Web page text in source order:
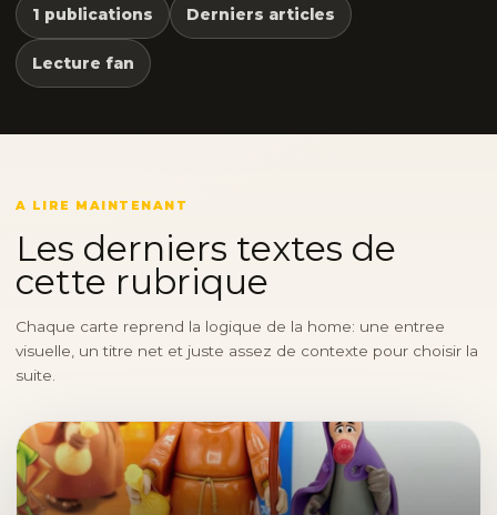
1 publications Derniers articles
Lecture fan
A LIRE MAINTENANT
Les derniers textes de
cette rubrique
Chaque carte reprend la logique de la home: une entree
visuelle, un titre net et juste assez de contexte pour choisir la
suite.